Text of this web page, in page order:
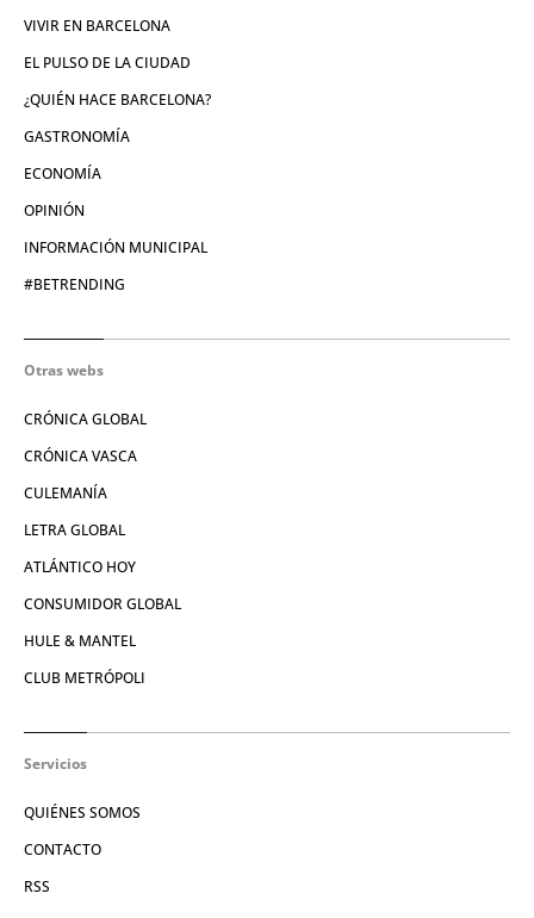
VIVIR EN BARCELONA
EL PULSO DE LA CIUDAD
¿QUIÉN HACE BARCELONA?
GASTRONOMÍA
ECONOMÍA
OPINIÓN
INFORMACIÓN MUNICIPAL
#BETRENDING
Otras webs
CRÓNICA GLOBAL
CRÓNICA VASCA
CULEMANÍA
LETRA GLOBAL
ATLÁNTICO HOY
CONSUMIDOR GLOBAL
HULE & MANTEL
CLUB METRÓPOLI
Servicios
QUIÉNES SOMOS
CONTACTO
RSS